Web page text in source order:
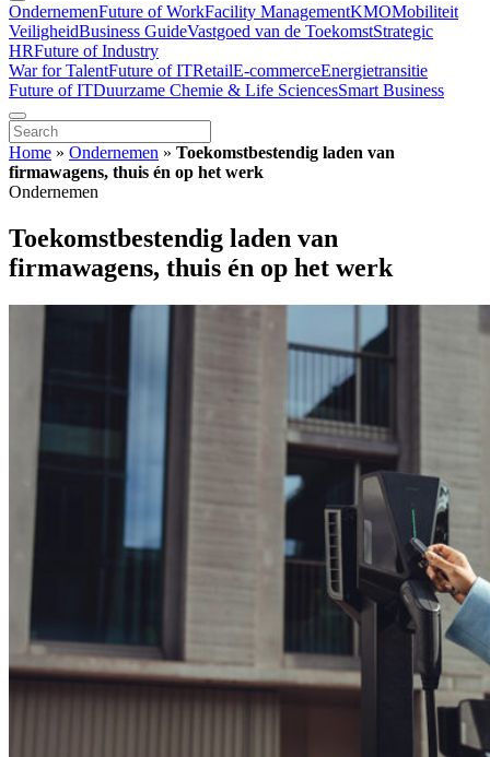
OndernemenFuture of WorkFacility ManagementKMOMobiliteit
VeiligheidBusiness GuideVastgoed van de ToekomstStrategic
HRFuture of Industry
War for TalentFuture of ITRetailE-commerceEnergietransitie
Future of ITDuurzame Chemie & Life SciencesSmart Business
Home » Ondernemen » Toekomstbestendig laden van
firmawagens, thuis én op het werk
Ondernemen
Toekomstbestendig laden van
firmawagens, thuis én op het werk